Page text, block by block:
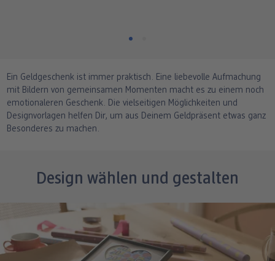
Ein Geldgeschenk ist immer praktisch. Eine liebevolle Aufmachung
mit Bildern von gemeinsamen Momenten macht es zu einem noch
emotionaleren Geschenk. Die vielseitigen Möglichkeiten und
Designvorlagen helfen Dir, um aus Deinem Geldpräsent etwas ganz
Besonderes zu machen.
Design wählen und gestalten